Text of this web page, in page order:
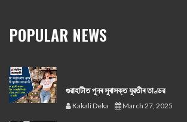
POPULAR NEWS
গুৱাহাটীত পুনৰ সুৰাসক্ত যুৱতীৰ তাণ্ডৱ
Kakali Deka March 27, 2025